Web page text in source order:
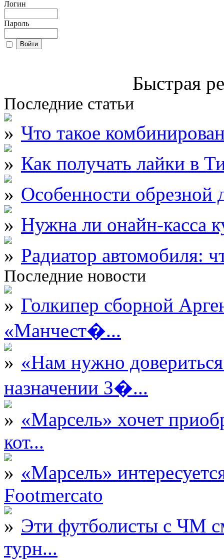
Логин
Пароль
Быстрая
Последние статьи
Что такое
Как получать лайки в
Особенности обрезной
Нужна ли онайн-касса
Радиатор автомобиля:
Последние новости
Голкипер сборной
«Манчест�...
«Нам нужно
назначении З�...
«Марсель» хочет
кот...
«Марсель»
Footmercato
Эти футболисты с ЧМ
турн...